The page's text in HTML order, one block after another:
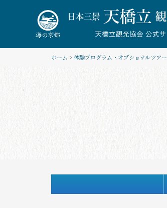
ホーム >体験プログラム・オプショナルツアー